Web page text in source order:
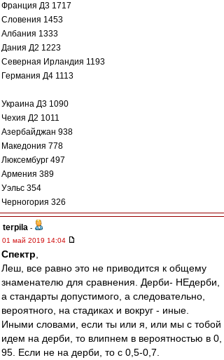
Франция Д3 1717
Словения 1453
Албания 1333
Дания Д2 1223
Северная Ирландия 1193
Германия Д4 1113
Украина Д3 1090
Чехия Д2 1011
Азербайджан 938
Македония 778
Люксембург 497
Армения 389
Уэльс 354
Черногория 326
terpila -
01 май 2019 14:04
Спектр
Леш, все равно это не приводится к общему
знаменателю для сравнения. Дерби- НЕдерби,
а стандарты допустимого, а следовательно,
вероятного, на стадиках и вокруг - иные.
Иными словами, если ты или я, или мы с тобой
идем на дерби, то влипнем в вероятностью в 0,
95. Если не на дерби, то с 0,5-0,7.